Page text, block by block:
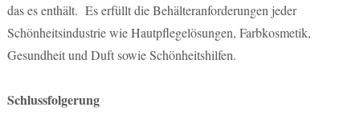
das es enthält. Es erfüllt die Behälteranforderungen jeder
Schönheitsindustrie wie Hautpflegelösungen, Farbkosmetik,
Gesundheit und Duft sowie Schönheitshilfen.
Schlussfolgerung